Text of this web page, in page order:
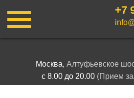
+7
Москва, Алтуфьевское
с 8.00 до 20.00 (Прием